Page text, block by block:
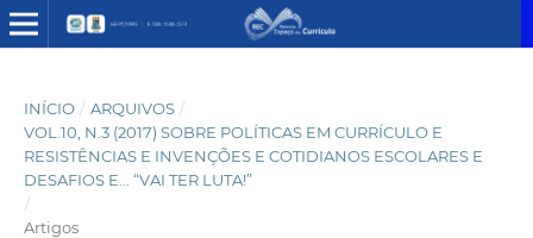
INÍCIO / ARQUIVOS /
VOL.10, N.3 (2017) SOBRE POLÍTICAS EM CURRÍCULO E
RESISTÊNCIAS E INVENÇÕES E COTIDIANOS ESCOLARES E
DESAFIOS E... “VAI TER LUTA!”
/
Artigos